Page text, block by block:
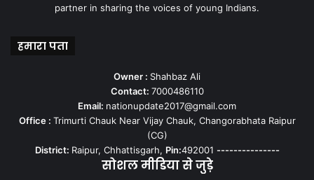
partner in sharing the voices of young Indians.
हमारा पता
Owner : Shahbaz Ali
Contact: 7000486110
Email: nationupdate2017@gmail.com
Office : Trimurti Chauk Near Vijay Chauk, Changorabhata Raipur
(CG)
District: Raipur, Chhattisgarh, Pin:492001 ---------------
सोशल मीडिया से जुड़े